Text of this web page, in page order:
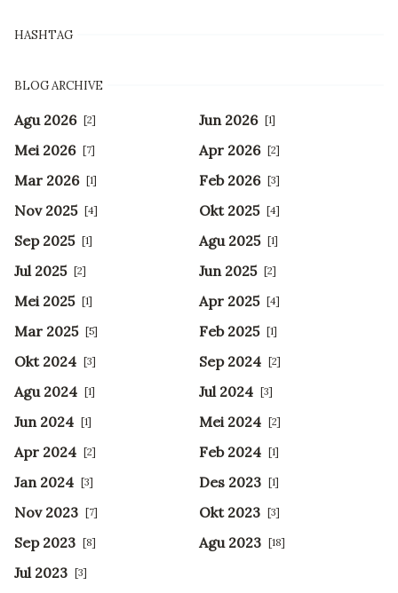
HASHTAG
BLOG ARCHIVE
Agu 2026 [2] Jun 2026 [1]
Mei 2026 [7] Apr 2026 [2]
Mar 2026 [1] Feb 2026 [3]
Nov 2025 [4] Okt 2025 [4]
Sep 2025 [1] Agu 2025 [1]
Jul 2025 [2] Jun 2025 [2]
Mei 2025 [1] Apr 2025 [4]
Mar 2025 [5] Feb 2025 [1]
Okt 2024 [3] Sep 2024 [2]
Agu 2024 [1] Jul 2024 [3]
Jun 2024 [1] Mei 2024 [2]
Apr 2024 [2] Feb 2024 [1]
Jan 2024 [3] Des 2023 [1]
Nov 2023 [7] Okt 2023 [3]
Sep 2023 [8] Agu 2023 [18]
Jul 2023 [3]